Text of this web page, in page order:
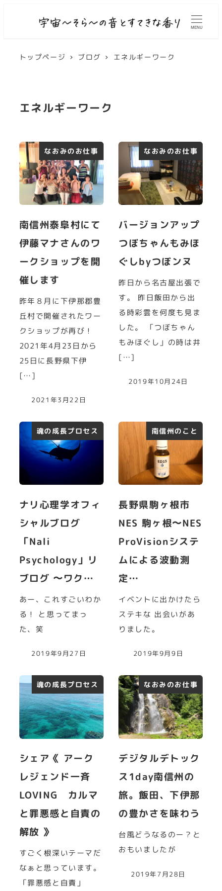
MENU
トップページ ブログ エネルギーワーク
エネルギーワーク
なおみのお仕事
南信州泰阜村にて
伊藤マナさんのワ
ークショップを開
催します
昨年８月に下伊那郡豊
丘村で開催されたワー
クショップが再び！
2021年4月23日から
25日に長野県下伊
[…]
2021年3月22日
なおみのお仕事
バージョンアップ
つぼちゃんもみほ
ぐしbyつぼンヌ
昨日から名古屋出張で
す。 昨日飯田から出
る時彩雲を何度も見ま
した。 「つぼちゃん
もみほぐし」の時は井
[…]
2019年10月24日
魂の成長プロセス
ナリ心理学オフィ
シャルブログ
「Nali
Psychology」リ
ブログ 〜ワク…
あー、これすごいわか
る！ と思ってまっ
た、笑
2019年9月27日
南信州のこと
長野県駒ヶ根市
NES 駒ヶ根〜NES
ProVisionシステ
ムによる波動測
定…
イベントに出かけたら
ステキな 出会いがあ
りました。
2019年9月9日
魂の成長プロセス
シェア《 アーク
レジェンド一斉
LOVING カルマ
と罪悪感と自責の
解放 》
すごく根深いテーマだ
なぁと思っています。
「罪悪感と自責」
なおみのお仕事
デジタルデトック
ス1day南信州の
旅。飯田、下伊那
の豊かさを味わう
台風どうなるのー？と
おもいましたが
2019年7月28日